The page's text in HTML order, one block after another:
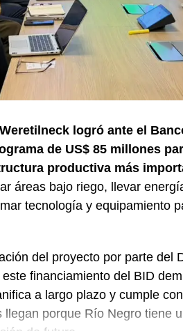
logró ante el
de US$ 85 millones
productiva más
áreas bajo riego, llevar
tecnología y equipamiento
del proyecto por parte del
financiamiento del BID
a largo plazo y cumple
llegan porque Río Negro tiene